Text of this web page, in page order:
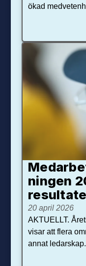
ökad
ningen
20 april 2026
AKTUELLT.
visar att flera
annat ledarskap.